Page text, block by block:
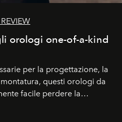
orologi one-of-a-kind
per la progettazione, la
questi orologi da
facile perdere la
quadranti così